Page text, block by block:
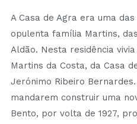
A Casa de Agra era uma
opulenta família Martins,
Aldão. Nesta residência
Martins da Costa, da Casa
Jerónimo Ribeiro
mandarem construir uma
Bento, por volta de 1927,